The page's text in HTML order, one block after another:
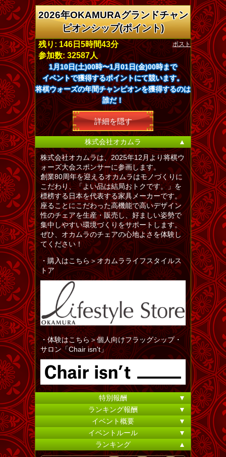
2026年OKAMURAグランドチャン
ピオンシップ(ポイント)
ポスト
残り: 146日5時間43分
参加数: 32587人
1月10日(土)00時〜1月01日(金)00時まで
イベントで獲得するポイントにて競います。
将棋ウォーズの年間チャンピオンを獲得するのは
誰だ！
詳細を隠す
株式会社オカムラ
▲
株式会社オカムラは、2025年12月より将棋ウ
ォーズ大会スポンサーに参画します。
創業80周年を迎えるオカムラはモノづくりに
こだわり、「よい品は結局おトクです。」を
標榜する日本を代表する家具メーカーです。
座ることにこだわった高機能で高いデザイン
性のチェアを生産・販売し、好ましい姿勢で
集中しやすい環境づくりをサポートします。
ぜひ、オカムラのチェアの心地よさを体験し
てください！
・購入はこちら＞オカムラライフスタイルス
トア
・体験はこちら＞個人向けフラッグシップ・
サロン「Chair isn't」
特別報酬
▼
ランキング報酬
▼
イベント概要
▼
イベントルール
▼
ランキング
▲